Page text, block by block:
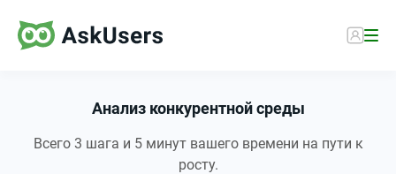
Анализ конкурентной среды
Всего 3 шага и 5 минут вашего времени на пути к
росту.